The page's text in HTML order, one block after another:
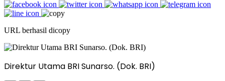
URL berhasil dicopy
Direktur Utama BRI Sunarso. (Dok. BRI)